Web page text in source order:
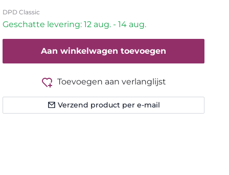
DPD Classic
Geschatte levering: 12 aug. - 14 aug.
Aan winkelwagen toevoegen
Toevoegen aan verlanglijst
Verzend product per e-mail